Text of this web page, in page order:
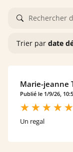
Trier par date
Marie-jeanne
Publié le 1/9/26,
Un regal